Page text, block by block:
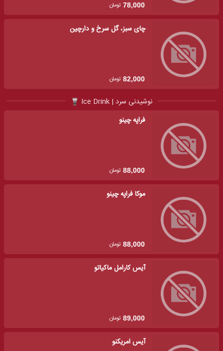
78,000 تومان
چای سبز، گل سرخ و دارچین
82,000 تومان
نوشیدنی سرد | Ice Drink
فراپه چینو
88,000 تومان
موکا فراپه چینو
88,000 تومان
آیس کارامل ماکیاتو
89,000 تومان
آیس امریکنو